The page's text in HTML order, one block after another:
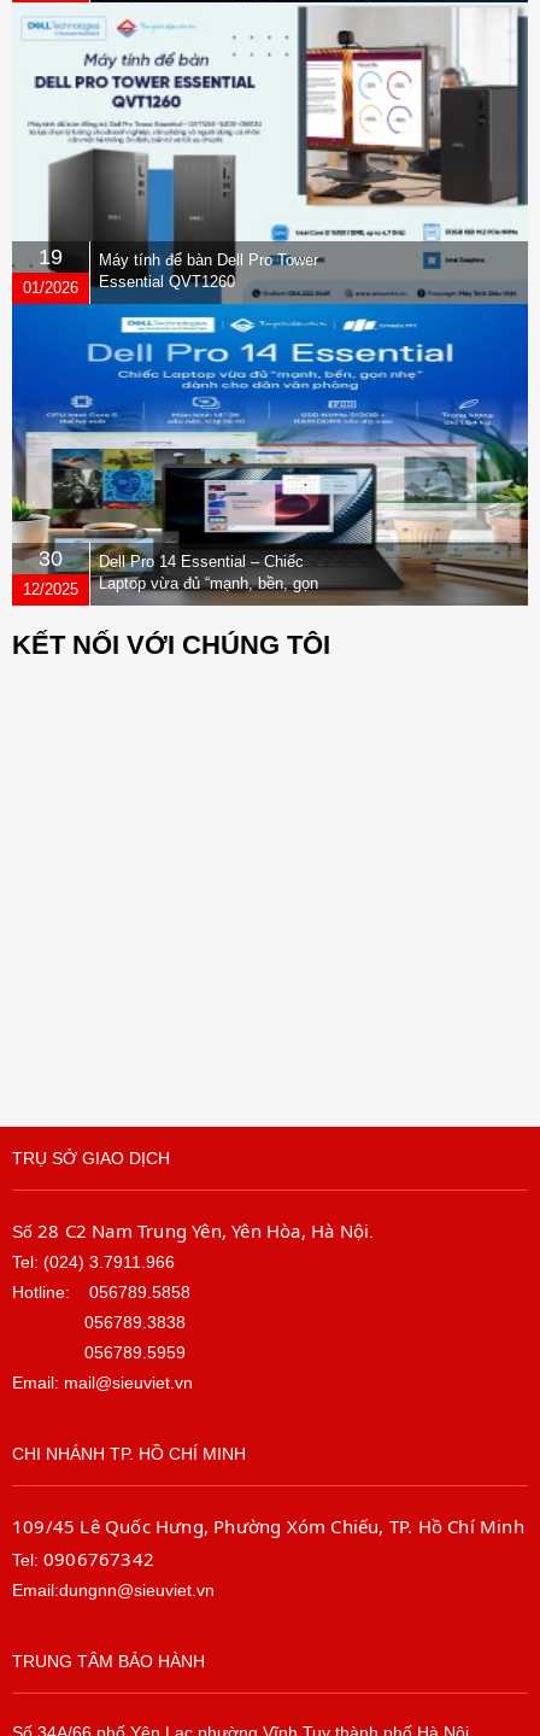
19
01/2026
Máy tính để bàn Dell Pro Tower
Essential QVT1260
30
12/2025
Dell Pro 14 Essential – Chiếc
Laptop vừa đủ “mạnh, bền, gọn
nhẹ” dành cho dân văn phòng
KẾT NỐI VỚI CHÚNG TÔI
TRỤ SỞ GIAO DỊCH
Số 28 C2 Nam Trung Yên, Yên Hòa, Hà Nội
Tel: (024) 3.7911.966
Hotline: 056789.5858
056789.3838
056789.5959
Email: mail@sieuviet.vn
CHI NHÁNH TP. HỒ CHÍ MINH
109/45 Lê Quốc Hưng, Phường Xóm Chiếu, TP. Hồ Chí Minh
Tel: 0906767342
Email:dungnn@sieuviet.vn
TRUNG TÂM BẢO HÀNH